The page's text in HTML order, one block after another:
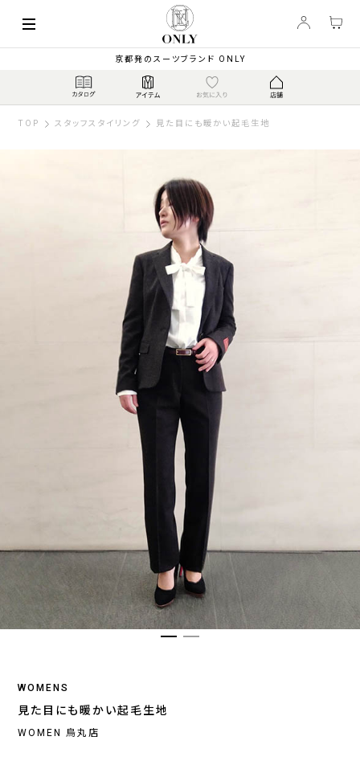
京都発のスーツブランド ONLY
TOP スタッフスタイリング 見た目にも暖かい起毛生地
WOMENS
見た目にも暖かい起毛生地
WOMEN 烏丸店